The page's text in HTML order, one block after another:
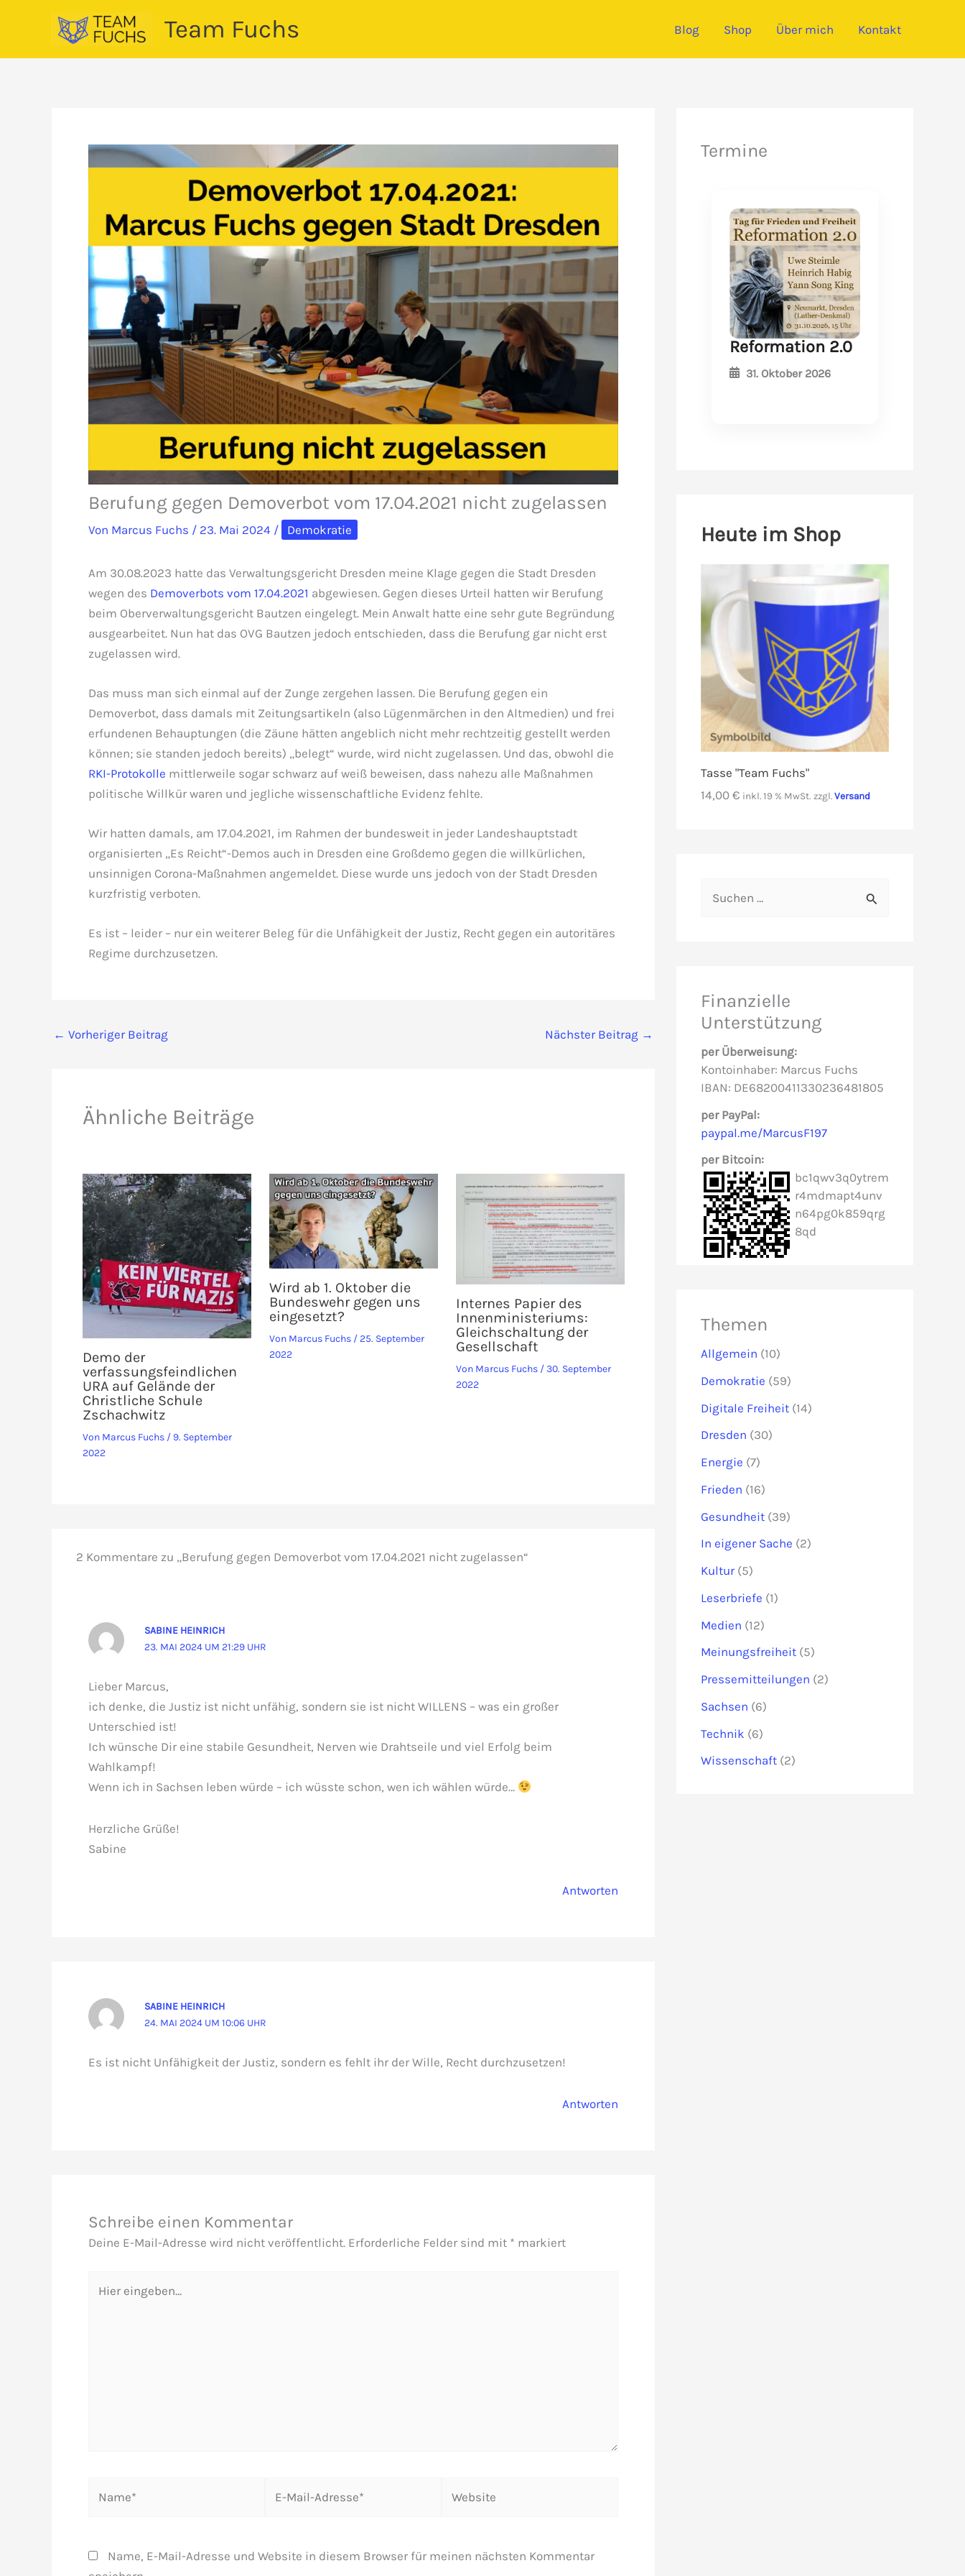
Team Fuchs Blog Shop Über mich Kontakt
Berufung gegen Demoverbot vom 17.04.2021 nicht zugelassen
Von Marcus Fuchs / 23. Mai 2024 / Demokratie
Am 30.08.2023 hatte das Verwaltungsgericht Dresden meine Klage gegen die Stadt Dresden
wegen des Demoverbots vom 17.04.2021 abgewiesen. Gegen dieses Urteil hatten wir Berufung
beim Oberverwaltungsgericht Bautzen eingelegt. Mein Anwalt hatte eine sehr gute Begründung
ausgearbeitet. Nun hat das OVG Bautzen jedoch entschieden, dass die Berufung gar nicht erst
zugelassen wird.
Das muss man sich einmal auf der Zunge zergehen lassen. Die Berufung gegen ein
Demoverbot, dass damals mit Zeitungsartikeln (also Lügenmärchen in den Altmedien) und frei
erfundenen Behauptungen (die Zäune hätten angeblich nicht mehr rechtzeitig gestellt werden
können; sie standen jedoch bereits) „belegt“ wurde, wird nicht zugelassen. Und das, obwohl die
RKI-Protokolle mittlerweile sogar schwarz auf weiß beweisen, dass nahezu alle Maßnahmen
politische Willkür waren und jegliche wissenschaftliche Evidenz fehlte.
Wir hatten damals, am 17.04.2021, im Rahmen der bundesweit in jeder Landeshauptstadt
organisierten „Es Reicht“-Demos auch in Dresden eine Großdemo gegen die willkürlichen,
unsinnigen Corona-Maßnahmen angemeldet. Diese wurde uns jedoch von der Stadt Dresden
kurzfristig verboten.
Es ist – leider – nur ein weiterer Beleg für die Unfähigkeit der Justiz, Recht gegen ein autoritäres
Regime durchzusetzen.
← Vorheriger Beitrag Nächster Beitrag →
Ähnliche Beiträge
Demo der
verfassungsfeindlichen
URA auf Gelände der
Christliche Schule
Zschachwitz
Von Marcus Fuchs / 9. September
2022
Wird ab 1. Oktober die
Bundeswehr gegen uns
eingesetzt?
Von Marcus Fuchs / 25. September
2022
Internes Papier des
Innenministeriums:
Gleichschaltung der
Gesellschaft
Von Marcus Fuchs /30. September
2022
2 Kommentare zu „Berufung gegen Demoverbot vom 17.04.2021 nicht zugelassen“
SABINE HEINRICH
23. MAI 2024 UM 21:29 UHR
Lieber Marcus,
ich denke, die Justiz ist nicht unfähig, sondern sie ist nicht WILLENS – was ein großer
Unterschied ist!
Ich wünsche Dir eine stabile Gesundheit, Nerven wie Drahtseile und viel Erfolg beim
Wahlkampf!
Wenn ich in Sachsen leben würde – ich wüsste schon, wen ich wählen würde…
Herzliche Grüße!
Sabine
Antworten
SABINE HEINRICH
24. MAI 2024 UM 10:06 UHR
Es ist nicht Unfähigkeit der Justiz, sondern es fehlt ihr der Wille, Recht durchzusetzen!
Antworten
Schreibe einen Kommentar
Deine E-Mail-Adresse wird nicht veröffentlicht. Erforderliche Felder sind mit * markiert
eingeben…
Name, E-Mail-Adresse und Website in diesem Browser für meinen nächsten Kommentar
Termine
Reformation 2.0
31. Oktober 2026
Heute im Shop
Tasse "Team Fuchs"
14,00 € inkl. 19 % MwSt. zzgl. Versand
a
c
h
:
Finanzielle
Unterstützung
per Überweisung:
Kontoinhaber: Marcus Fuchs
IBAN: DE68200411330236481805
per PayPal:
paypal.me/MarcusF197
per Bitcoin:
bc1qwv3q0ytrem
r4mdmapt4unv
n64pg0k859qrg
8qd
Themen
Allgemein (10)
Demokratie (59)
Digitale Freiheit (14)
Dresden (30)
Energie (7)
Frieden (16)
Gesundheit (39)
In eigener Sache (2)
Kultur (5)
Leserbriefe (1)
Medien (12)
Meinungsfreiheit (5)
Pressemitteilungen (2)
Sachsen (6)
Technik (6)
Wissenschaft (2)